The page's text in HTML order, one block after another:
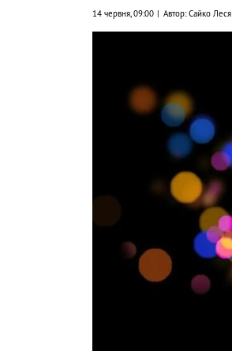
14 червня, 09:00 Автор: Сайко Леся